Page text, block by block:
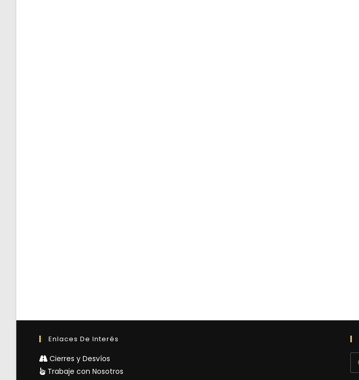
Enlaces De Interés
Cierres y Desvíos
Trabaje con Nosotros